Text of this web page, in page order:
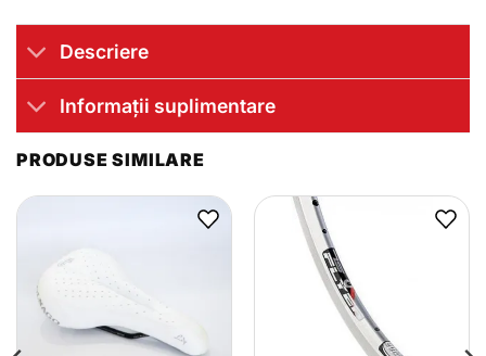
Descriere
Informații suplimentare
PRODUSE SIMILARE